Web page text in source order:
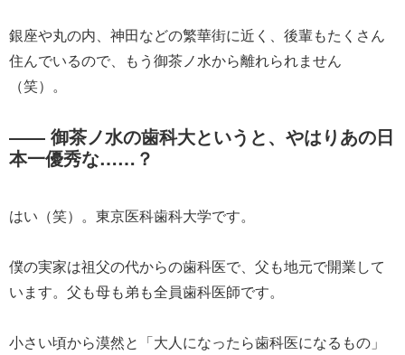
銀座や丸の内、神田などの繁華街に近く、後輩もたくさん
住んでいるので、もう御茶ノ水から離れられません
（笑）。
―― 御茶ノ水の歯科大というと、やはりあの日
本一優秀な……？
はい（笑）。東京医科歯科大学です。
僕の実家は祖父の代からの歯科医で、父も地元で開業して
います。父も母も弟も全員歯科医師です。
小さい頃から漠然と「大人になったら歯科医になるもの」